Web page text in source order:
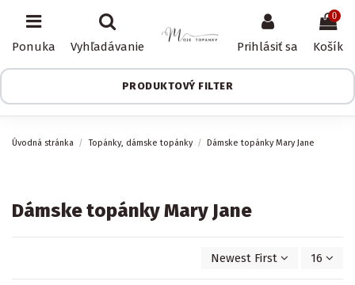
Ponuka Vyhľadávanie Prihlásiť sa
0
Košík
PRODUKTOVÝ FILTER
Úvodná stránka Topánky, dámske topánky Dámske topánky Mary Jane
Dámske topánky Mary Jane
Newest First 16